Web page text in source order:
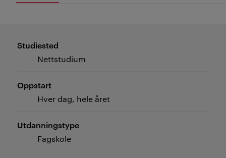
Studiested
Nettstudium
Oppstart
Hver dag, hele året
Utdanningstype
Fagskole